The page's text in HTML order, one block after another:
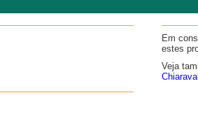
Em
estes
Veja